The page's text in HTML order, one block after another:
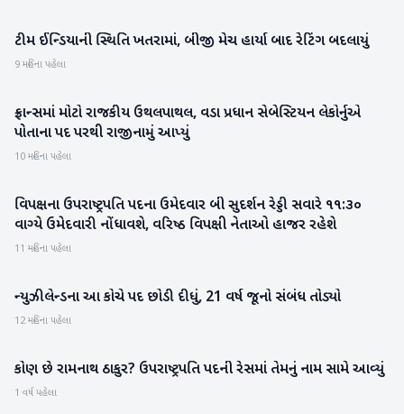
રમતગમત
ટીમ ઈન્ડિયાની સ્થિતિ ખતરામાં, બીજી મેચ હાર્યા બાદ રેટિંગ બદલાયું
9 મહિના પહેલા
આંતરરાષ્ટ્રીય
ફ્રાન્સમાં મોટો રાજકીય ઉથલપાથલ, વડા પ્રધાન સેબેસ્ટિયન લેકોર્નુએ
પોતાના પદ પરથી રાજીનામું આપ્યું
10 મહિના પહેલા
રાજકારણ
વિપક્ષના ઉપરાષ્ટ્રપતિ પદના ઉમેદવાર બી સુદર્શન રેડ્ડી સવારે ૧૧:૩૦
વાગ્યે ઉમેદવારી નોંધાવશે, વરિષ્ઠ વિપક્ષી નેતાઓ હાજર રહેશે
11 મહિના પહેલા
રમતગમત
ન્યુઝીલેન્ડના આ કોચે પદ છોડી દીધું, 21 વર્ષ જૂનો સંબંધ તોડ્યો
12 મહિના પહેલા
રાષ્ટ્રીય
કોણ છે રામનાથ ઠાકુર? ઉપરાષ્ટ્રપતિ પદની રેસમાં તેમનું નામ સામે આવ્યું
1 વર્ષ પહેલા